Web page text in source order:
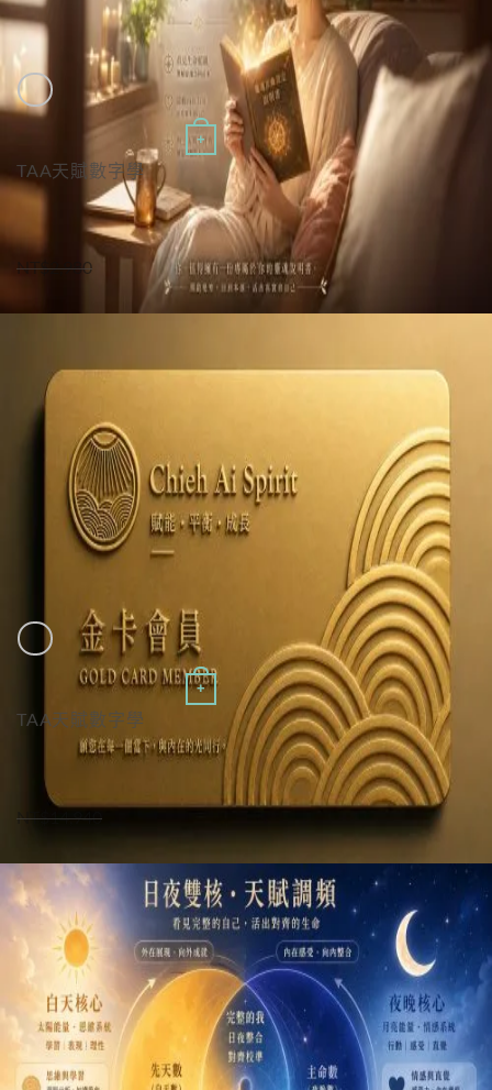
+
Quick View
TAA天賦數字學
TAA天賦數字學｜免費線上研討會
NT$2,980
NT$2,980。
目
前
NT$0。
+
Quick View
TAA天賦數字學
TAA天賦數字學｜精華轉化營【金卡專區】
NT$14,940
價
格：
NT$14,940。
前
價
格：
NT$2,980。